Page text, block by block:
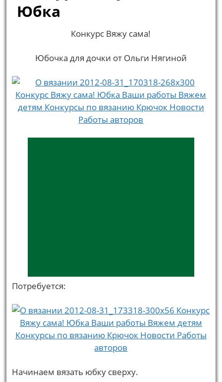
Юбка
Конкурс Вяжу сама!
Юбочка для дочки от Ольги Нягиной
Потребуется:
Начинаем вязать юбку сверху.